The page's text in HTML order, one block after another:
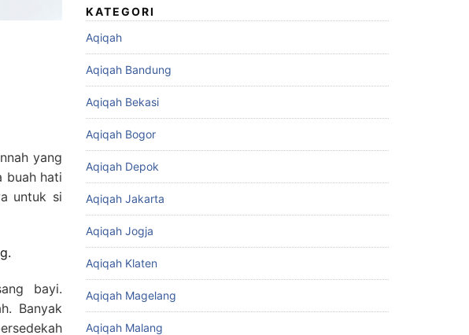
yang
buah hati
untuk si
bayi.
Banyak
KATEGORI
Aqiqah
Aqiqah Bandung
Aqiqah Bekasi
Aqiqah Bogor
Aqiqah Depok
Aqiqah Jakarta
Aqiqah Jogja
Aqiqah Klaten
Aqiqah Magelang
Aqiqah Malang